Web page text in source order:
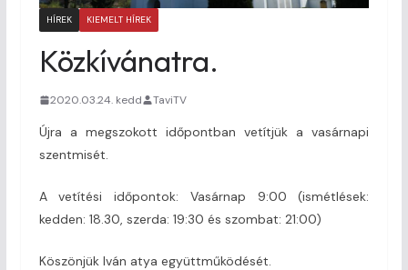
HÍREK KIEMELT HÍREK
Közkívánatra.
2020.03.24. kedd TaviTV
Újra a megszokott időpontban vetítjük a vasárnapi
szentmisét.
A vetítési időpontok: Vasárnap 9:00 (ismétlések:
kedden: 18.30, szerda: 19:30 és szombat: 21:00)
Köszönjük Iván atya együttműködését.